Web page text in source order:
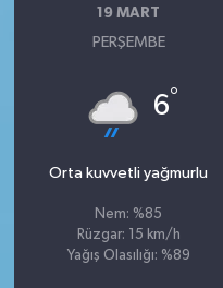
19 MART
PERŞEMBE
6°
Orta kuvvetli yağmurlu
Nem: %85
Rüzgar: 15 km/h
Yağış Olasılığı: %89